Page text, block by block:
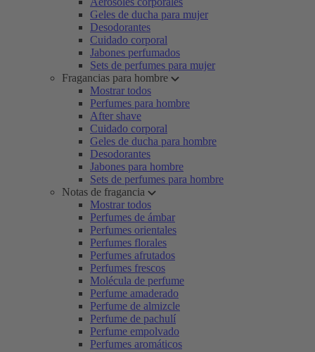
Geles de ducha para mujer
Desodorantes
Cuidado corporal
Jabones perfumados
Sets de perfumes para mujer
Fragancias para hombre
Mostrar todos
Perfumes para hombre
After shave
Cuidado corporal
Geles de ducha para hombre
Desodorantes
Jabones para hombre
Sets de perfumes para hombre
Notas de fragancia
Mostrar todos
Perfumes de ámbar
Perfumes orientales
Perfumes florales
Perfumes afrutados
Perfumes frescos
Molécula de perfume
Perfume amaderado
Perfume de almizcle
Perfume de pachulí
Perfume empolvado
Perfumes aromáticos